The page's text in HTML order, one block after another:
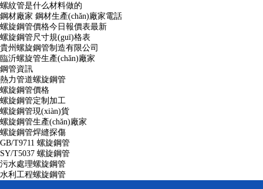
螺紋管是什么材料做的
鋼材廠家 鋼材生產(chǎn)廠家電話
螺旋鋼管價格今日報價表最新
螺旋鋼管尺寸規(guī)格表
貴州螺旋鋼管制造有限公司
臨沂螺旋管生產(chǎn)廠家
鋼管資訊
熱力管道螺旋鋼管
螺旋鋼管價格
螺旋鋼管定制加工
螺旋鋼管現(xiàn)貨
螺旋鋼管生產(chǎn)廠家
螺旋鋼管焊縫探傷
GB/T9711 螺旋鋼管
SY/T5037 螺旋鋼管
污水處理螺旋鋼管
水利工程螺旋鋼管